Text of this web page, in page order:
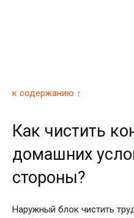
к содержанию ↑
Как чистить
домашних
стороны?
Наружный блок чистить